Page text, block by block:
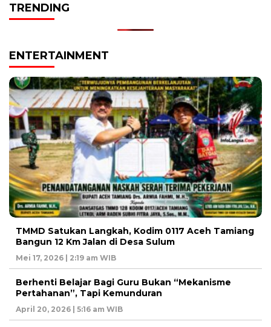
TRENDING
ENTERTAINMENT
TMMD Satukan Langkah, Kodim 0117 Aceh Tamiang
Bangun 12 Km Jalan di Desa Sulum
Mei 17, 2026 | 2:19 am WIB
Berhenti Belajar Bagi Guru Bukan “Mekanisme
Pertahanan”, Tapi Kemunduran
April 20, 2026 | 5:16 am WIB